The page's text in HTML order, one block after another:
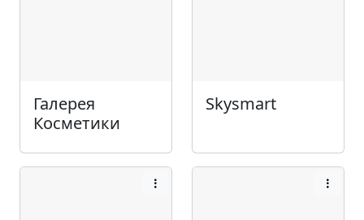
Галерея
Косметики
Skysmart